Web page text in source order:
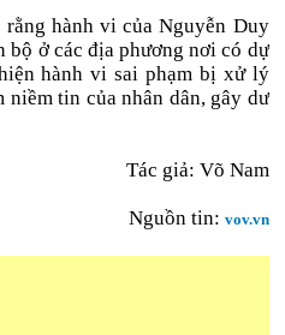
hành vi của Nguyễn Duy
bộ ở các địa phương nơi có dự
hành vi sai phạm bị xử lý
tin của nhân dân, gây dư
Tác giả: Võ Nam
Nguồn tin: vov.vn